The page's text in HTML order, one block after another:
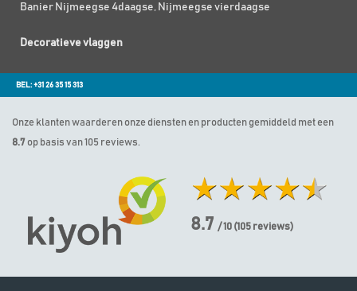
Banier Nijmeegse 4daagse, Nijmeegse vierdaagse
Decoratieve vlaggen
BEL: +31 26 35 15 313
Onze klanten waarderen onze diensten en producten gemiddeld met een
8.7 op basis van 105 reviews.
8.7 / 10 (105 reviews)